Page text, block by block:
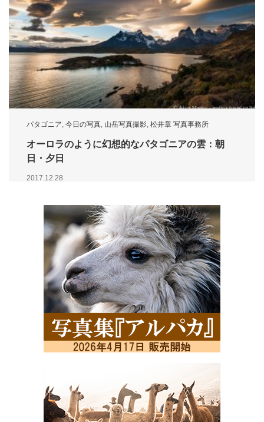
パタゴニア, 今日の写真, 山岳写真撮影, 松井章 写真事務所
オーロラのように幻想的なパタゴニアの雲：朝
日・夕日
2017.12.28